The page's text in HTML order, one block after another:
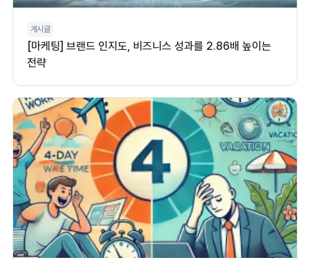
게시글
[마케팅] 브랜드 인지도, 비즈니스 성과를 2.86배 높이는
전략